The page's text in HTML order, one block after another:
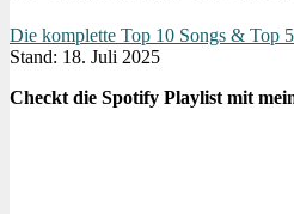
Die komplette Top 10 Songs & Top
Stand: 18. Juli 2025
Checkt die Spotify Playlist mit